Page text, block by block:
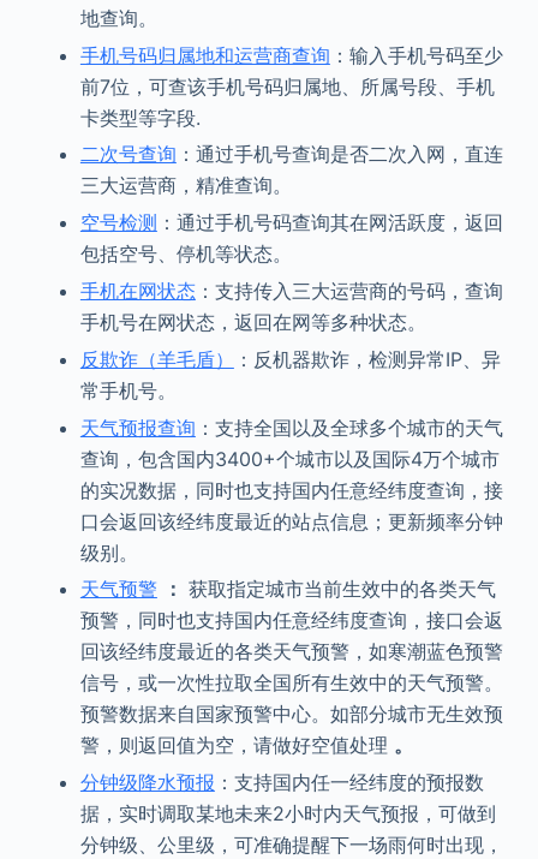
地查询。
手机号码归属地和运营商查询 ：输入手机号码至少
前7位，可查该手机号码归属地、所属号段、手机
卡类型等字段.
二次号查询 ：通过手机号查询是否二次入网，直连
三大运营商，精准查询。
空号检测 ：通过手机号码查询其在网活跃度，返回
包括空号、停机等状态。
手机在网状态：支持传入三大运营商的号码，查询
手机号在网状态，返回在网等多种状态。
反欺诈（羊毛盾）
：反机器欺诈，检测异常IP、异
常手机号。
天气预报查询 ：支持全国以及全球多个城市的天气
查询，包含国内3400+个城市以及国际4万个城市
的实况数据，同时也支持国内任意经纬度查询，接
口会返回该经纬度最近的站点信息；更新频率分钟
级别。
天气预警
： 获取指定城市当前生效中的各类天气
预警，同时也支持国内任意经纬度查询，接口会返
回该经纬度最近的各类天气预警，如寒潮蓝色预警
信号，或一次性拉取全国所有生效中的天气预警。
预警数据来自国家预警中心。如部分城市无生效预
警，则返回值为空，请做好空值处理 。
分钟级降水预报 ：支持国内任一经纬度的预报数
据，实时调取某地未来2小时内天气预报，可做到
分钟级、公里级，可准确提醒下一场雨何时出现，